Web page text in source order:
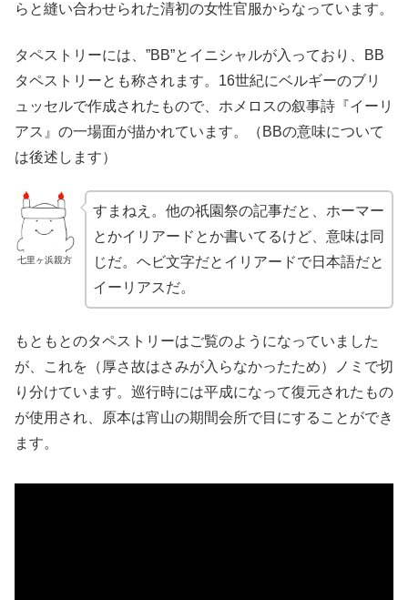
らと縫い合わせられた清初の女性官服からなっています。
タペストリーには、”BB”とイニシャルが入っており、BB
タペストリーとも称されます。16世紀にベルギーのブリ
ュッセルで作成されたもので、ホメロスの叙事詩『イーリ
アス』の一場面が描かれています。（BBの意味について
は後述します）
七里ヶ浜親方
すまねえ。他の祇園祭の記事だと、ホーマー
とかイリアードとか書いてるけど、意味は同
じだ。ヘビ文字だとイリアードで日本語だと
イーリアスだ。
もともとのタペストリーはご覧のようになっていました
が、これを（厚さ故はさみが入らなかったため）ノミで切
り分けています。巡行時には平成になって復元されたもの
が使用され、原本は宵山の期間会所で目にすることができ
ます。